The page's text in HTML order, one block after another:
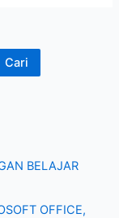
Cari
BELAJAR
OFFICE,